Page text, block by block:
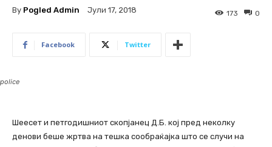
By Pogled Admin Јули 17, 2018 0
173
Facebook Twitter
police
Шеесет и петгодишниот скопјанец Д.Б. кој пред неколку
денови беше жртва на тешка сообраќајка што се случи на